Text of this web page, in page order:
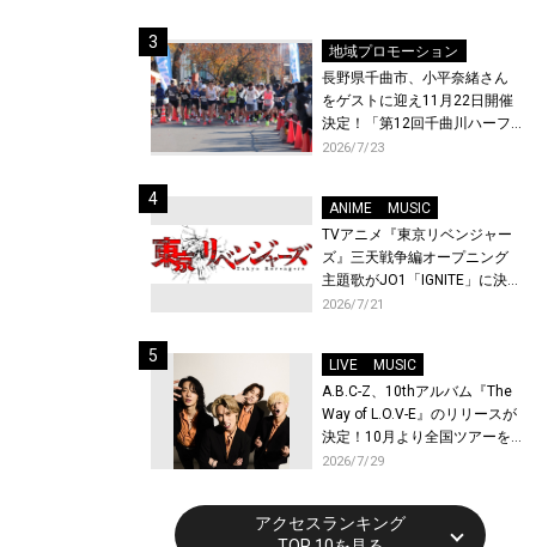
地域プロモーション
長野県千曲市、小平奈緒さん
をゲストに迎え11月22日開催
決定！「第12回千曲川ハーフ
マラソン」エントリー受付開
2026/7/23
ANIME
MUSIC
TVアニメ『東京リベンジャー
ズ』三天戦争編オープニング
主題歌がJO1「IGNITE」に決
定！メンバー全員から喜びと
先行上映会を開催！
2026/7/21
LIVE
MUSIC
A.B.C-Z、10thアルバム『The
Way of L.O.V-E』のリリースが
決定！10月より全国ツアーを
開催！
2026/7/29
アクセスランキング